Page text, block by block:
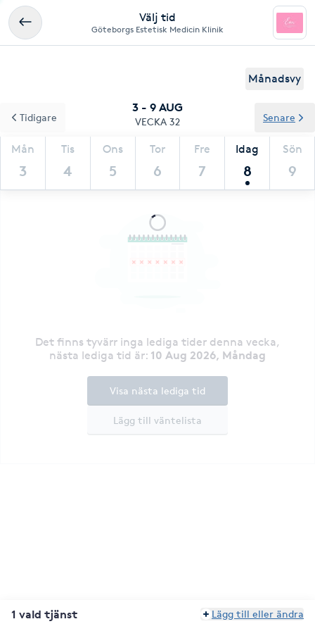
Välj tid
Göteborgs Estetisk Medicin Klinik
Månadsvy
3 - 9 AUG
VECKA 32
Mån
3
Tis
4
Ons
5
Tor
6
Fre
7
Idag
8
Sön
9
Tidigare Senare
Det finns tyvärr inga lediga tider denna vecka,
nästa lediga tid är: 10 Aug 2026, Måndag
Lägg till väntelista
Visa nästa lediga tid
1 vald tjänst Lägg till eller ändra